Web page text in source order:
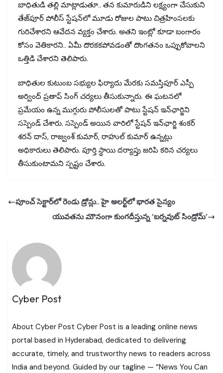
బాధితుడి తల్లి మాట్లాడుతూ.. తన కుమారుడిని లక్ష్యంగా చేసుకుని
తేజ్‌పూర్ పోలీస్ స్టేషన్‌లో మూడు రోజుల పాటు చిత్రహింసలకు
గురిచేశారని ఆవేదన వ్యక్తం చేశారు. అతని ఇంట్లో కూడా బంగారం
కోసం వెతికారని.. ఏమీ దొరకకపోవడంతో దొంగతనం ఒప్పుకోవాలని
ఒత్తిడి చేశారని తెలిపారు.
బాధితుల కుటుంబ సభ్యుల ఫిర్యాదు మేరకు సమస్తిపూర్ ఎస్పీ
అర్వింద్ ప్రతాప్ సింగ్ చర్యలు తీసుకున్నారు. ఈ ఘటనలో
ప్రమేయం ఉన్న ముగ్గురు పోలీసులతో పాటు స్టేషన్ ఇన్‌ఛార్జిని
సస్పెండ్ చేశారు. సస్పెండ్ అయిన వారిలో స్టేషన్ ఇన్‌ఛార్జి శంకర్
శరన్ దాస్, రాజ్వంశ్ కుమార్, రాహుల్ కుమార్ ఉన్నట్లు
అధికారులు తెలిపారు. పూర్తి స్థాయి దర్యాప్తు జరిపి కఠిన చర్యలు
తీసుకుంటామని స్పష్టం చేశారు.
పూంచ్ సెక్టార్‌లో రెండు డ్రోన్లు.. హై అలర్ట్‌లో భారత సైన్యం
యువతను మౌనంగా కుంగదీస్తున్న ‘బర్నవుట్‌ సిండ్రోమ్‌’
Cyber Post
About Cyber Post Cyber Post is a leading online news
portal based in Hyderabad, dedicated to delivering
accurate, timely, and trustworthy news to readers across
India and beyond. Guided by our tagline — “News You Can